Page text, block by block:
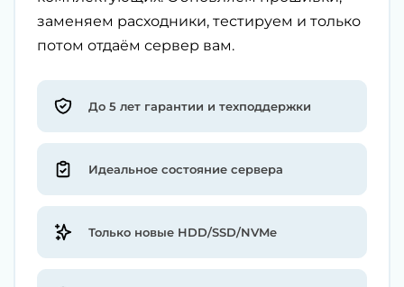
заменяем расходники, тестируем и только
потом отдаём сервер вам.
До 5 лет гарантии и техподдержки
Идеальное состояние сервера
Только новые HDD/SSD/NVMe